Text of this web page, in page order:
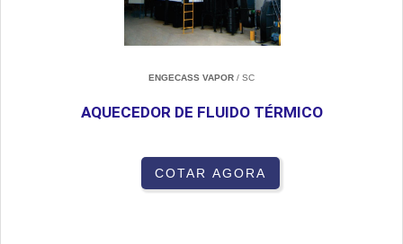
ENGECASS VAPOR / SC
AQUECEDOR DE FLUIDO TÉRMICO
COTAR AGORA